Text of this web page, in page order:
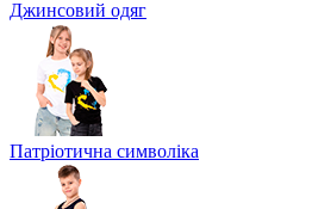
Джинсовий одяг
Патріотична символіка